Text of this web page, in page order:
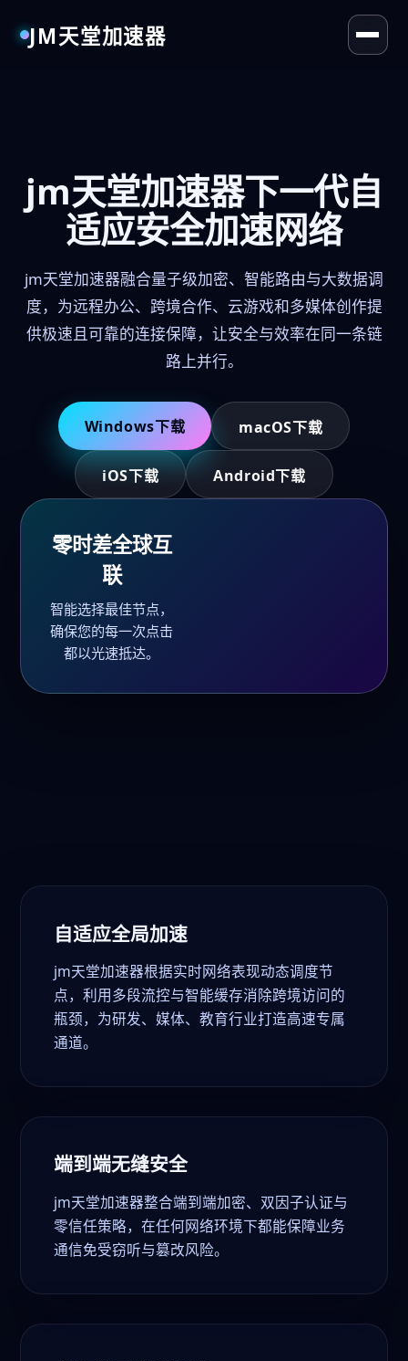
JM天堂加速器
jm天堂加速器下一代自
适应安全加速网络
jm天堂加速器融合量子级加密、智能路由与大数据调
度，为远程办公、跨境合作、云游戏和多媒体创作提
供极速且可靠的连接保障，让安全与效率在同一条链
路上并行。
Windows下载 macOS下载
iOS下载 Android下载
零时差全球互
联
智能选择最佳节点，
确保您的每一次点击
都以光速抵达。
自适应全局加速
jm天堂加速器根据实时网络表现动态调度节
点，利用多段流控与智能缓存消除跨境访问的
瓶颈，为研发、媒体、教育行业打造高速专属
通道。
端到端无缝安全
jm天堂加速器整合端到端加密、双因子认证与
零信任策略，在任何网络环境下都能保障业务
通信免受窃听与篡改风险。